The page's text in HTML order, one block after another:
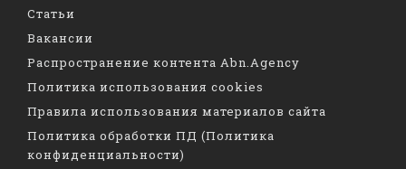
Статьи
Вакансии
Распространение контента Abn.Agency
Политика использования cookies
Правила использования материалов сайта
Политика обработки ПД (Политика
конфиденциальности)